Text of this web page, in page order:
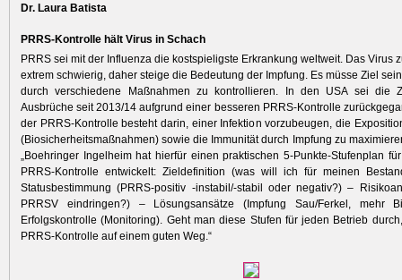
Dr. Laura Batista
PRRS-Kontrolle hält Virus in Schach
PRRS sei mit der Influenza die kostspieligste ­Erkrankung weltweit. Das Virus
extrem schwierig, daher steige die Bedeutung der Impfung. Es müsse Ziel
durch verschiedene Maßnahmen zu kontrollieren. In den USA sei die
Ausbrüche seit 2013/14 aufgrund einer besseren PRRS-Kontrolle
der PRRS-Kontrolle besteht darin, einer Infektion vorzubeugen, die
(Bio­sicherheitsmaßnahmen) sowie die Immu­nität durch Impfung zu
„Boehringer Ingelheim hat hierfür einen praktischen 5-Punkte-Stufenplan
PRRS-Kontrolle entwickelt: Zieldefinition (was will ich für meinen
Statusbestimmung (PRRS-positiv -instabil/-stabil oder negativ?) –
PRRSV eindringen?) – Lösungsansätze (Impfung Sau/Ferkel, mehr
Erfolgskontrolle (Monitoring). Geht man diese Stufen für jeden Betrieb
PRRS-Kontrolle auf einem guten Weg.“